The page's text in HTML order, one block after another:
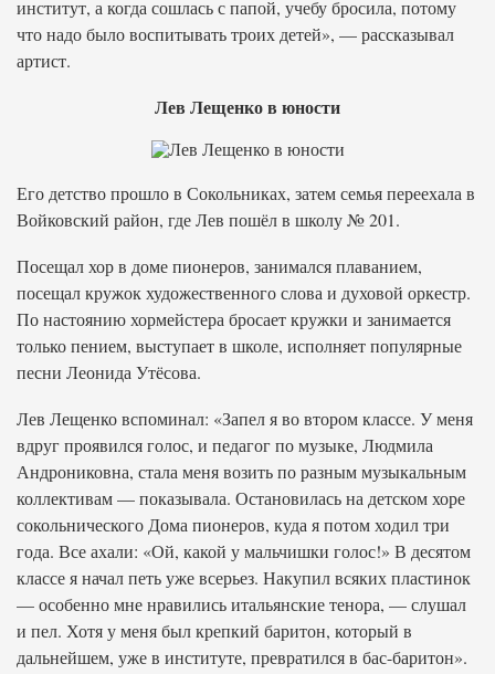
институт, а когда сошлась с папой, учебу бросила, потому
что надо было воспитывать троих детей», — рассказывал
артист.
Лев Лещенко в юности
Его детство прошло в Сокольниках, затем семья переехала в
Войковский район, где Лев пошёл в школу № 201.
Посещал хор в доме пионеров, занимался плаванием,
посещал кружок художественного слова и духовой оркестр.
По настоянию хормейстера бросает кружки и занимается
только пением, выступает в школе, исполняет популярные
песни Леонида Утёсова.
Лев Лещенко вспоминал: «Запел я во втором классе. У меня
вдруг проявился голос, и педагог по музыке, Людмила
Андрониковна, стала меня возить по разным музыкальным
коллективам — показывала. Остановилась на детском хоре
сокольнического Дома пионеров, куда я потом ходил три
года. Все ахали: «Ой, какой у мальчишки голос!» В десятом
классе я начал петь уже всерьез. Накупил всяких пластинок
— особенно мне нравились итальянские тенора, — слушал
и пел. Хотя у меня был крепкий баритон, который в
дальнейшем, уже в институте, превратился в бас-баритон».